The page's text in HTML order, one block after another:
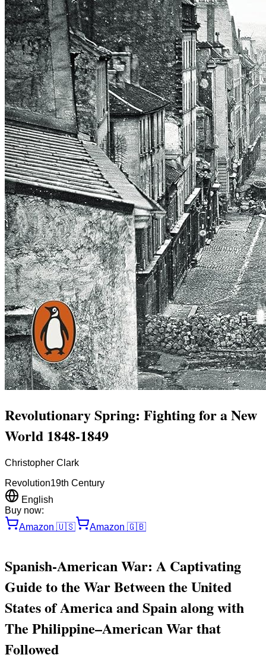
Revolutionary Spring: Fighting for a New
World 1848-1849
Christopher Clark
Revolution19th Century
English
Buy now:
Amazon 🇺🇸 Amazon 🇬🇧
Spanish-American War: A Captivating
Guide to the War Between the United
States of America and Spain along with
The Philippine–American War that
Followed